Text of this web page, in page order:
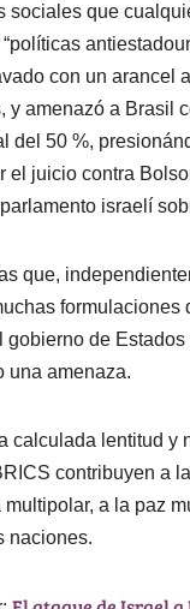
sociales que
con un arancel
y amenazó a Brasil
del 50 %,
el juicio contra
israelí
que,
formulaciones
gobierno de
una amenaza.
calculada lentitud y
contribuyen a
multipolar, a la paz
naciones.